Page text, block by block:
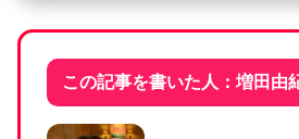
この記事を書いた人：増田由